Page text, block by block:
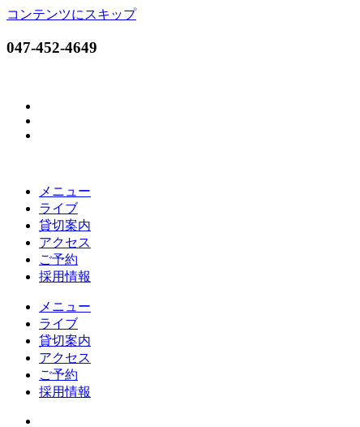
コンテンツにスキップ
047-452-4649
メニュー
ライブ
貸切案内
アクセス
ご予約
採用情報
メニュー
ライブ
貸切案内
アクセス
ご予約
採用情報